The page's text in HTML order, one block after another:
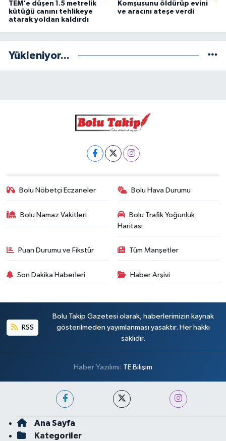
TEM'e düşen 1.5 metrelik
kütüğü canını tehlikeye
atarak yoldan kaldırdı
Komşusunu öldürüp evini
ve aracını ateşe verdi
Yükleniyor...
Bolu Nöbetçi Eczaneler Bolu Hava Durumu
Bolu Namaz Vakitleri
Bolu Trafik Yoğunluk
Haritası
Puan Durumu ve Fikstür Tüm Manşetler
Son Dakika Haberleri Haber Arşivi
RSS
Bolu Takip Gazetesi olarak, haberlerimizin kaynak
gösterilmeden yayımlanması yasaktır. Her hakkı
saklıdır.
Haber Yazılımı: TE Bilişim
Ana Sayfa
Kategoriler